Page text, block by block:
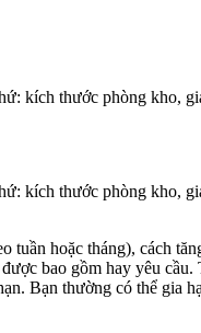
kích thước phòng kho,
kích thước phòng kho,
hoặc tháng), cách
bao gồm hay yêu
Bạn thường có thể gia